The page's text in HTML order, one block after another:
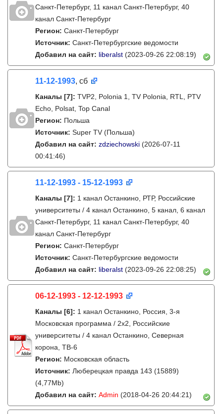
Санкт-Петербург, 11 канал Санкт-Петербург, 40
канал Санкт-Петербург
Регион: Санкт-Петербург
Источник: Санкт-Петербургские ведомости
Добавил на сайт: liberalst (2023-09-26 22:08:19)
11-12-1993, сб
Каналы [7]: TVP2, Polonia 1, TV Polonia, RTL, PTV
Echo, Polsat, Top Canal
Регион: Польша
Источник: Super TV (Польша)
Добавил на сайт: zdziechowski (2026-07-11
00:41:46)
11-12-1993 - 15-12-1993
Каналы [7]: 1 канал Останкино, РТР, Российские
университеты / 4 канал Останкино, 5 канал, 6 канал
Санкт-Петербург, 11 канал Санкт-Петербург, 40
канал Санкт-Петербург
Регион: Санкт-Петербург
Источник: Санкт-Петербургские ведомости
Добавил на сайт: liberalst (2023-09-26 22:08:25)
06-12-1993 - 12-12-1993
Каналы [6]: 1 канал Останкино, Россия, 3-я
Московская программа / 2x2, Российские
университеты / 4 канал Останкино, Северная
корона, ТВ-6
Регион: Московская область
Источник: Люберецкая правда 143 (15889)
(4,77Mb)
Добавил на сайт: Admin (2018-04-26 20:44:21)